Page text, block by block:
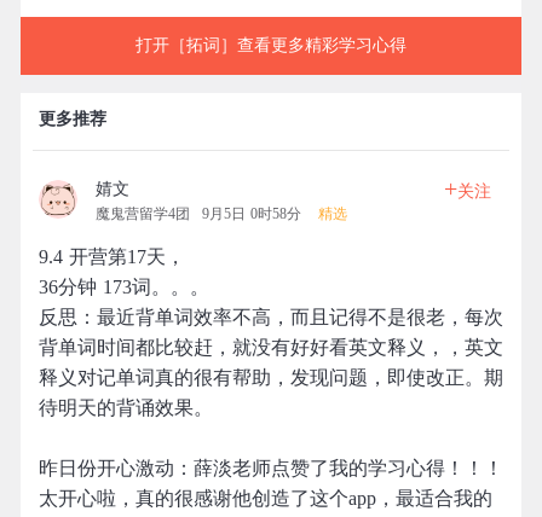
打开［拓词］查看更多精彩学习心得
更多推荐
婧文
魔鬼营留学4团 9月5日 0时58分 精选
+关注
9.4 开营第17天，
36分钟 173词。。。
反思：最近背单词效率不高，而且记得不是很老，每次
背单词时间都比较赶，就没有好好看英文释义，，英文
释义对记单词真的很有帮助，发现问题，即使改正。期
待明天的背诵效果。
昨日份开心激动：薛淡老师点赞了我的学习心得！！！
太开心啦，真的很感谢他创造了这个app，最适合我的